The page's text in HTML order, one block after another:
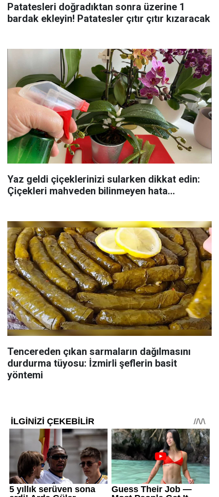
Patatesleri doğradıktan sonra üzerine 1
bardak ekleyin! Patatesler çıtır çıtır kızaracak
Yaz geldi çiçeklerinizi sularken dikkat edin:
Çiçekleri mahveden bilinmeyen hata...
Tencereden çıkan sarmaların dağılmasını
durdurma tüyosu: İzmirli şeflerin basit
yöntemi